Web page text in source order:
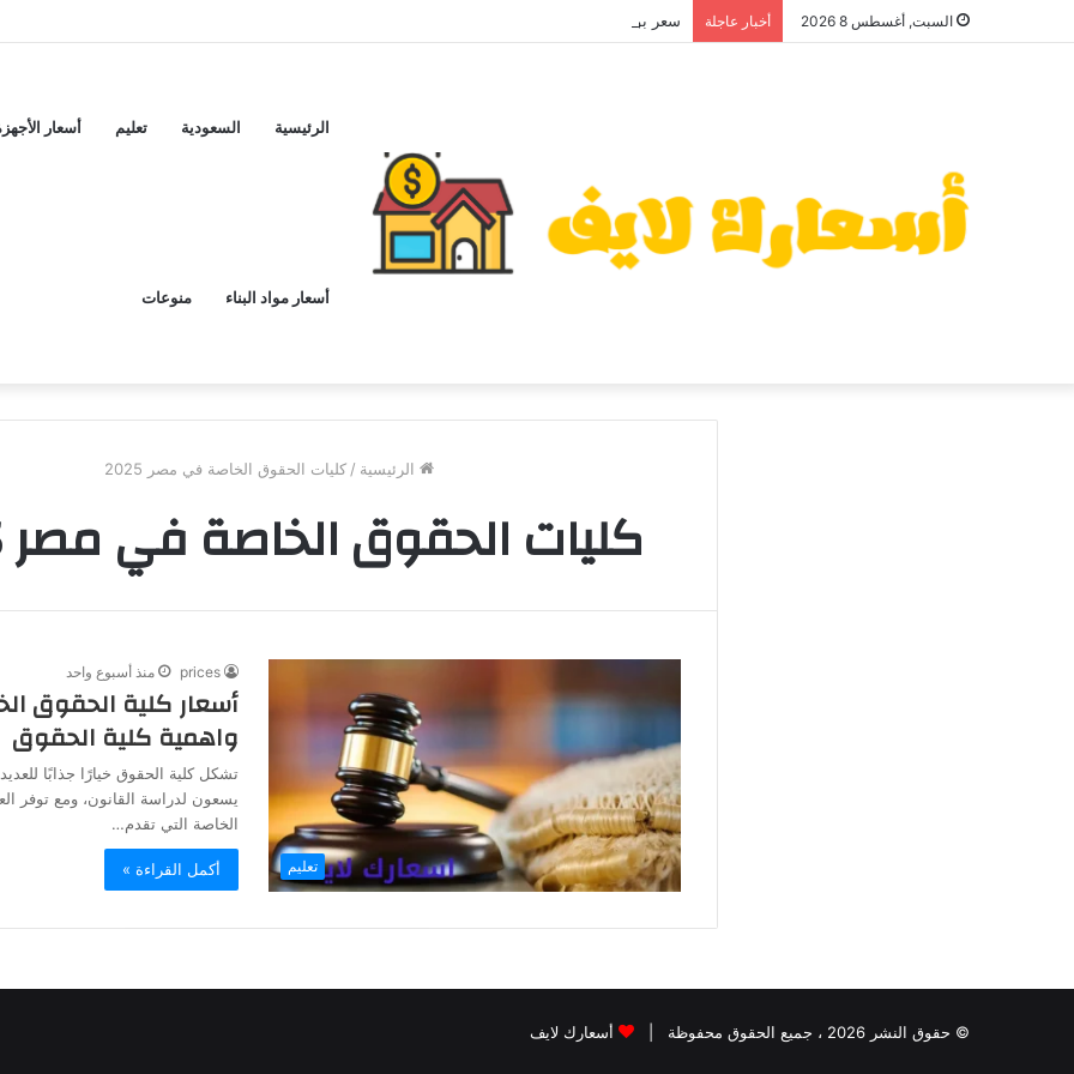
السبت, أغسطس 8 2026 أخبار عاجلة سعر بوتاجاز زانوسي كول ماكس اليوم ..و5 عيوب
الرئيسية السعودية تعليم أسعار
أسعار مواد البناء منوعات
الرئيسية / كليات الحقوق الخاصة في مصر 2025
كليات الحقوق الخاصة في مصر 2025
تعليم
prices منذ أسبوع واحد
واهمية كلية الحقوق
تشكل كلية الحقوق خيارًا جذابًا
يسعون لدراسة القانون، ومع توفر
الخاصة التي تقدم…
أكمل القراءة »
© حقوق النشر 2026 ، جميع الحقوق محفوظة | أسعارك لايف